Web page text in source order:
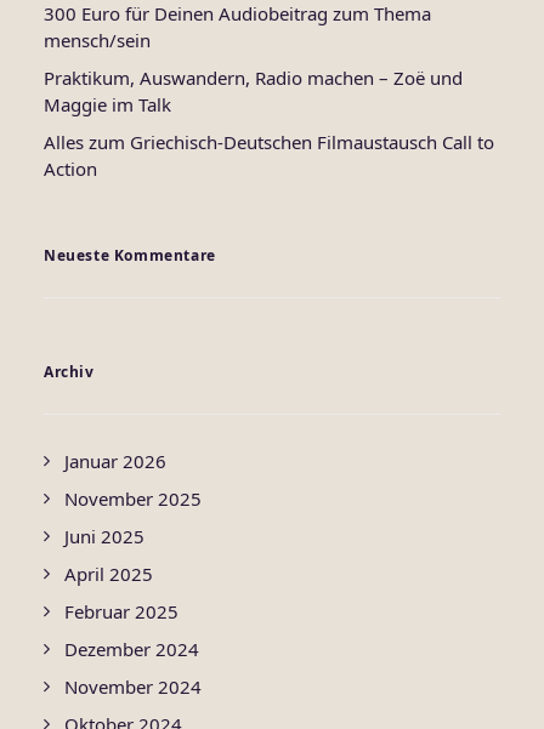
300 Euro für Deinen Audiobeitrag zum Thema
mensch/sein
Praktikum, Auswandern, Radio machen – Zoë und
Maggie im Talk
Alles zum Griechisch-Deutschen Filmaustausch Call to
Action
Neueste Kommentare
Archiv
Januar 2026
November 2025
Juni 2025
April 2025
Februar 2025
Dezember 2024
November 2024
Oktober 2024